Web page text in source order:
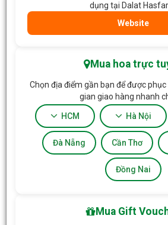
dụng tại Dalat
Website
Mua hoa trực
Chọn địa điểm gần bạn để được
gian giao hàng nhanh
HCM Hà Nội
Đà Nẵng Cần Thơ
Đồng Nai
Mua Gift